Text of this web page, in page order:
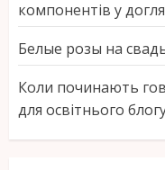
компонентів у
Белые розы на
Коли починають
для освітнього